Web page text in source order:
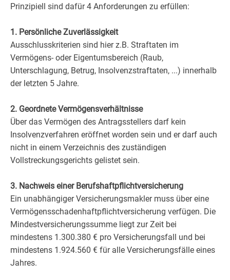
Prinzipiell sind dafür 4 Anforderungen zu erfüllen:
1. Persönliche Zuverlässigkeit
Ausschlusskriterien sind hier z.B. Straftaten im
Vermögens- oder Eigentumsbereich (Raub,
Unterschlagung, Betrug, Insolvenzstraftaten, ...) innerhalb
der letzten 5 Jahre.
2. Geordnete Vermögensverhältnisse
Über das Vermögen des Antragsstellers darf kein
Insolvenzverfahren eröffnet worden sein und er darf auch
nicht in einem Verzeichnis des zuständigen
Vollstreckungsgerichts gelistet sein.
3. Nachweis einer Berufshaftpflichtversicherung
Ein unabhängiger Versicherungsmakler muss über eine
Vermögensschadenhaftpflichtversicherung verfügen. Die
Mindestversicherungssumme liegt zur Zeit bei
mindestens 1.300.380 € pro Versicherungsfall und bei
mindestens 1.924.560 € für alle Versicherungsfälle eines
Jahres.